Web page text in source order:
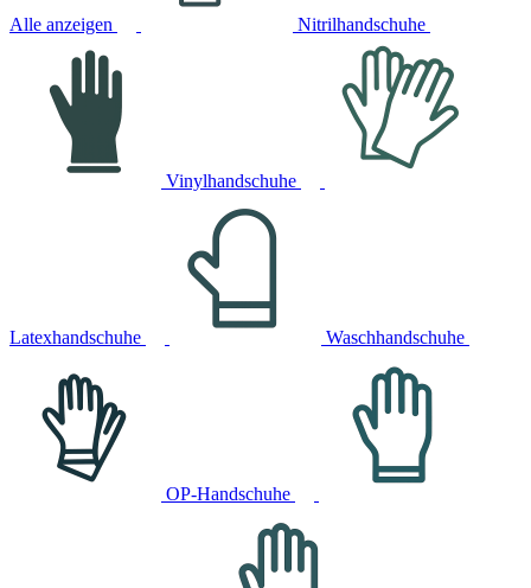
Alle anzeigen Nitrilhandschuhe
Vinylhandschuhe
Latexhandschuhe Waschhandschuhe
OP-Handschuhe